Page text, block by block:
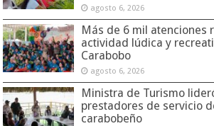
agosto 6, 2026
Más de 6 mil atenciones
actividad lúdica y
Carabobo
agosto 6, 2026
Ministra de Turismo
prestadores de servicio
carabobeño